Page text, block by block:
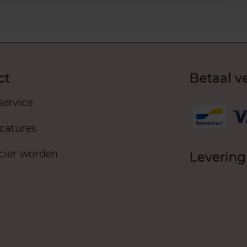
worden
Betaal